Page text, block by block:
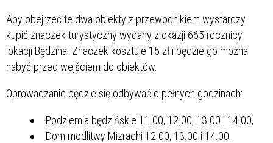
Aby obejrzeć te dwa obiekty z przewodnikiem wystarczy
kupić znaczek turystyczny wydany z okazji 665 rocznicy
lokacji Będzina. Znaczek kosztuje 15 zł i będzie go można
nabyć przed wejściem do obiektów.
Oprowadzanie będzie się odbywać o pełnych godzinach:
Podziemia będzińskie 11.00, 12.00, 13.00 i 14.00,
Dom modlitwy Mizrachi 12.00, 13.00 i 14.00.